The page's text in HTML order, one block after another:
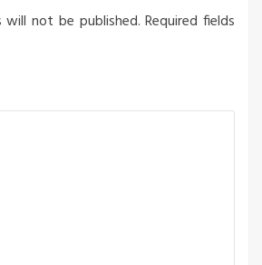
will not be published. Required fields